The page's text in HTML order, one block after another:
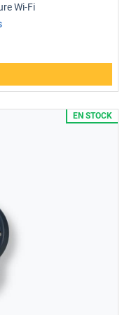
Wi-Fi
EN STOCK